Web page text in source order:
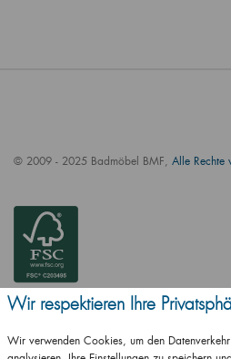
© 2009 - 2025 Badmöbel BMF, Alle Rechte
Wir respektieren Ihre
Wir verwenden Cookies, um den